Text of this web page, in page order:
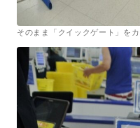
そのまま「クイックゲート」を